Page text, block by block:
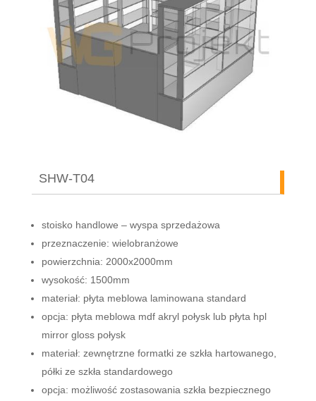
SHW-T04
stoisko handlowe – wyspa sprzedażowa
przeznaczenie: wielobranżowe
powierzchnia: 2000x2000mm
wysokość: 1500mm
materiał: płyta meblowa laminowana standard
opcja: płyta meblowa mdf akryl połysk lub płyta hpl
mirror gloss połysk
materiał: zewnętrzne formatki ze szkła hartowanego,
półki ze szkła standardowego
opcja: możliwość zostasowania szkła bezpiecznego